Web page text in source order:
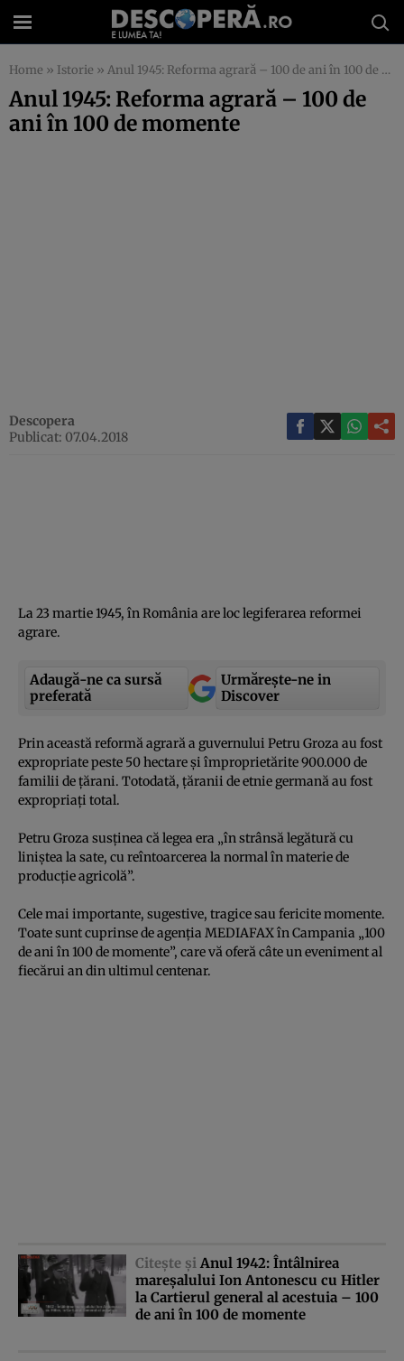
Home » Istorie » Anul 1945: Reforma agrară – 100 de ani în 100 de momente
Anul 1945: Reforma agrară – 100 de
ani în 100 de momente
Descopera
Publicat: 07.04.2018
La 23 martie 1945, în România are loc legiferarea reformei
agrare.
Adaugă-ne ca sursă
preferată
Urmărește-ne in
Discover
Prin această reformă agrară a guvernului Petru Groza au fost
expropriate peste 50 hectare şi împroprietărite 900.000 de
familii de ţărani. Totodată, ţăranii de etnie germană au fost
expropriaţi total.
Petru Groza susţinea că legea era „în strânsă legătură cu
liniştea la sate, cu reîntoarcerea la normal în materie de
producţie agricolă”.
Cele mai importante, sugestive, tragice sau fericite momente.
Toate sunt cuprinse de agenţia MEDIAFAX în Campania „100
de ani în 100 de momente”, care vă oferă câte un eveniment al
fiecărui an din ultimul centenar.
Citeşte şi Anul 1942: Întâlnirea
mareşalului Ion Antonescu cu Hitler
la Cartierul general al acestuia – 100
de ani în 100 de momente